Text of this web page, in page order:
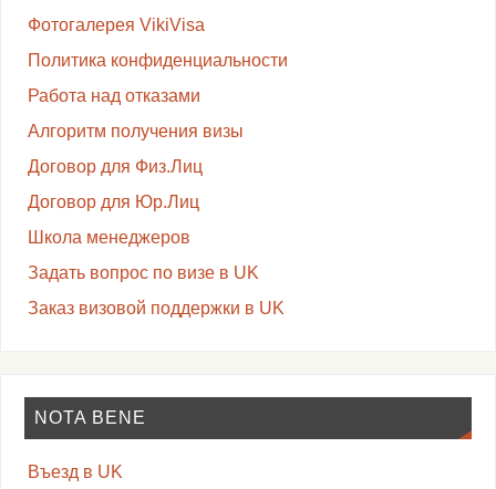
Фотогалерея VikiVisa
Политика конфиденциальности
Работа над отказами
Алгоритм получения визы
Договор для Физ.Лиц
Договор для Юр.Лиц
Школа менеджеров
Задать вопрос по визе в UK
Заказ визовой поддержки в UK
NOTA BENE
Въезд в UK